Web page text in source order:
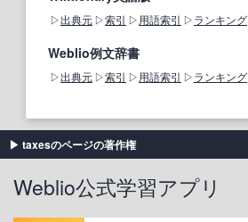
出典元 索引 用語索引 ランキング
Weblio例文辞書
出典元 索引 用語索引 ランキング
taxesのページの著作権
Weblio公式学習アプリ